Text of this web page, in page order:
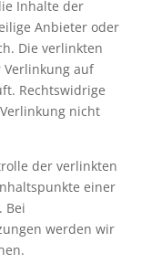
Inhalte der
Anbieter oder
Die verlinkten
auf
Rechtswidrige
nicht
der verlinkten
einer
Bei
werden wir